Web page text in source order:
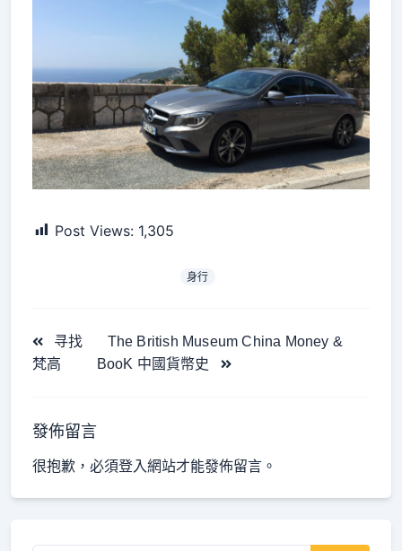
Post Views: 1,305
身行
<span
class="nav-
reader-
寻找
梵高
The British Museum China Money &
BooK 中國貨幣史
發佈留言
很抱歉，必須登入網站才能發佈留言。